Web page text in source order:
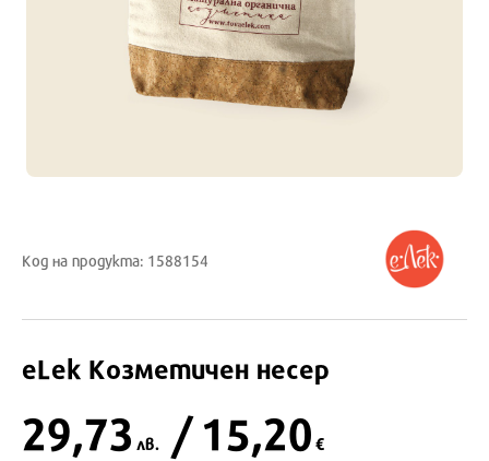
Код на продукта: 1588154
eLek Козметичен несер
29,73 лв. / 15,20 €